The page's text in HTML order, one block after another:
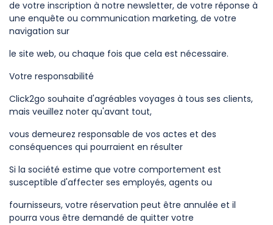
de votre inscription à notre newsletter, de votre réponse à
une enquête ou communication marketing, de votre
navigation sur
le site web, ou chaque fois que cela est nécessaire.
Votre responsabilité
Click2go souhaite d'agréables voyages à tous ses clients,
mais veuillez noter qu'avant tout,
vous demeurez responsable de vos actes et des
conséquences qui pourraient en résulter
Si la société estime que votre comportement est
susceptible d'affecter ses employés, agents ou
fournisseurs, votre réservation peut être annulée et il
pourra vous être demandé de quitter votre